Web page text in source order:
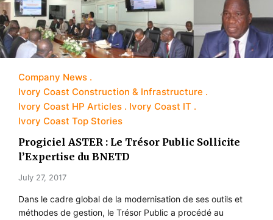
Company News
Ivory Coast Construction & Infrastructure
Ivory Coast HP Articles
Ivory Coast IT
Ivory Coast Top Stories
Progiciel ASTER : Le Trésor Public Sollicite
l’Expertise du BNETD
July 27, 2017
Dans le cadre global de la modernisation de ses outils et
méthodes de gestion, le Trésor Public a procédé au